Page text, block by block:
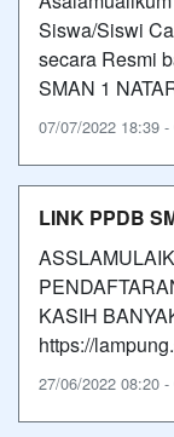
Siswa/Siswi
secara Resmi
SMAN 1
07/07/2022 18:39
LINK PPDB
KASIH
https://
27/06/2022 08:20